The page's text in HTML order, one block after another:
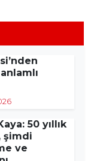
50 yıllık
şimdi
ve